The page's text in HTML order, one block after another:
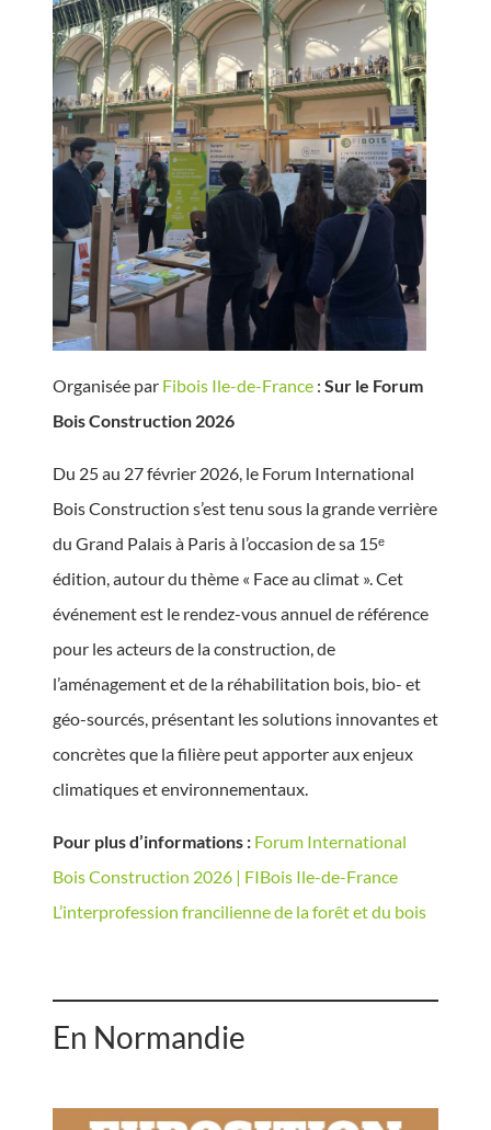
Organisée par Fibois Ile-de-France : Sur le Forum
Bois Construction 2026
Du 25 au 27 février 2026, le Forum International
Bois Construction s’est tenu sous la grande verrière
du Grand Palais à Paris à l’occasion de sa 15ᵉ
édition, autour du thème « Face au climat ». Cet
événement est le rendez-vous annuel de référence
pour les acteurs de la construction, de
l’aménagement et de la réhabilitation bois, bio- et
géo-sourcés, présentant les solutions innovantes et
concrètes que la filière peut apporter aux enjeux
climatiques et environnementaux.
Pour plus d’informations : Forum International
Bois Construction 2026 | FIBois Ile-de-France
L’interprofession francilienne de la forêt et du bois
En Normandie